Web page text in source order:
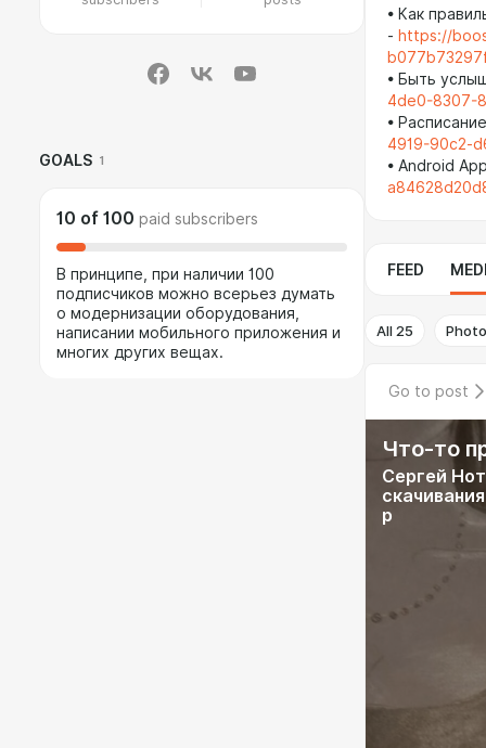
GOALS 1
10 of 100 paid subscribers
В принципе, при наличии 100
подписчиков можно всерьез думать
о модернизации оборудования,
написании мобильного приложения и
многих других вещах.
• Как
- https://
• Быть
4de0-8307-
•
4919-90c2-
• Android
FEED
All25 Photo
Go to post
Что-то
Сергей
р